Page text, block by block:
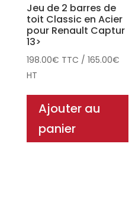
Jeu de 2 barres de
toit Classic en Acier
pour Renault Captur
13>
198.00€ TTC / 165.00€
HT
Ajouter au
panier